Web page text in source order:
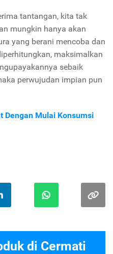
tantangan, kita tak
mungkin hanya akan
yang berani mencoba dan
maksimalkan
sebaik
perwujudan impian pun
Dengan Mulai Konsumsi
di Cermati